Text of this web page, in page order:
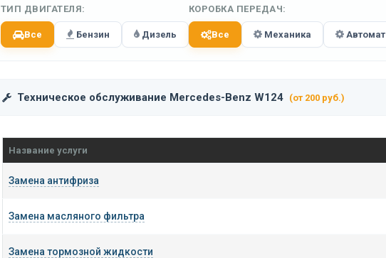
ТИП ДВИГАТЕЛЯ:
Все Бензин Дизель
КОРОБКА ПЕРЕДАЧ:
Все Механика Автомат
Техническое обслуживание Mercedes-Benz W124 (от 200 руб.)
Название услуги
Замена антифриза
Замена масляного фильтра
Замена тормозной жидкости